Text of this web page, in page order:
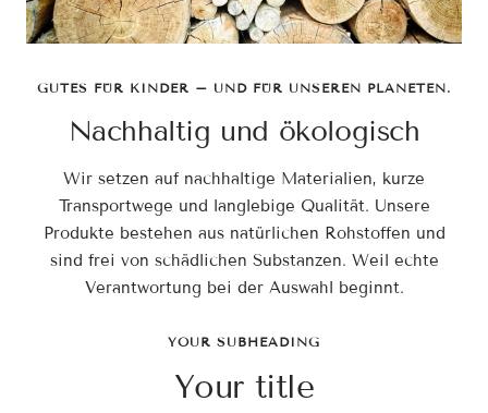
GUTES FÜR KINDER – UND FÜR UNSEREN PLANETEN.
Nachhaltig und ökologisch
Wir setzen auf nachhaltige Materialien, kurze
Transportwege und langlebige Qualität. Unsere
Produkte bestehen aus natürlichen Rohstoffen und
sind frei von schädlichen Substanzen. Weil echte
Verantwortung bei der Auswahl beginnt.
YOUR SUBHEADING
Your title